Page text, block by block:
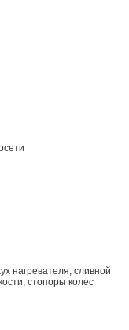
нагревателя, сливной
стопоры колес